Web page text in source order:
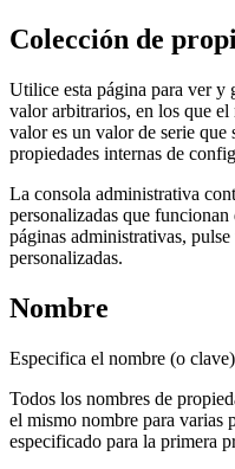
Colección de
Utilice esta página para ver y
valor arbitrarios, en los que
valor es un valor de serie que
propiedades internas de
La consola administrativa
personalizadas que
páginas administrativas,
personalizadas.
Nombre
Especifica el nombre (o
Todos los nombres de
el mismo nombre para varias
especificado para la primera